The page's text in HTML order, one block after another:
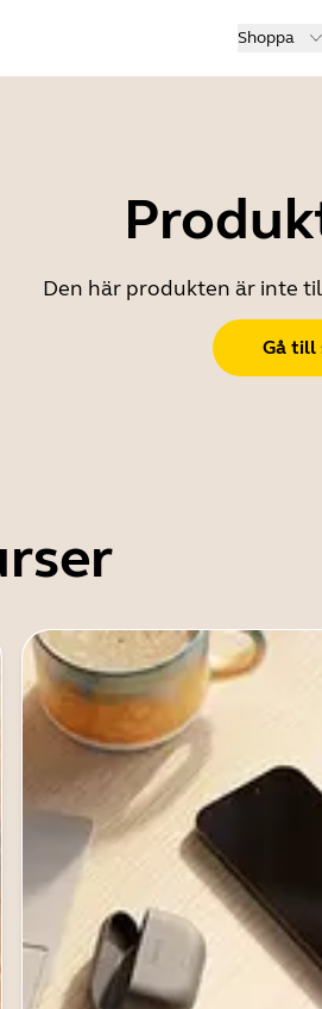
Shoppa
Den här produkten är inte
Gå till